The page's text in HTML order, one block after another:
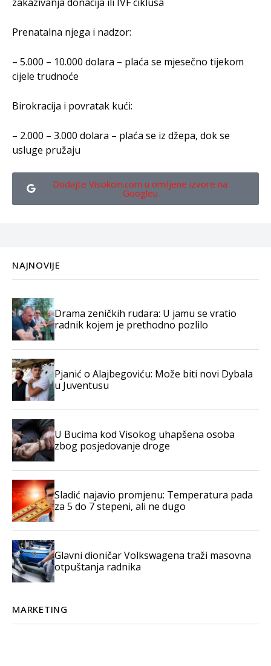
Prenatalna njega i nadzor:
– 5.000 – 10.000 dolara – plaća se mjesečno tijekom
cijele trudnoće
Birokracija i povratak kući:
– 2.000 – 3.000 dolara – plaća se iz džepa, dok se
usluge pružaju
Dodajte Visokoin.com u omiljene izvore na
Googleu
NAJNOVIJE
Drama zeničkih rudara: U jamu se vratio
radnik kojem je prethodno pozlilo
Pjanić o Alajbegoviću: Može biti novi Dybala
u Juventusu
U Bucima kod Visokog uhapšena osoba
zbog posjedovanje droge
Sladić najavio promjenu: Temperatura pada
za 5 do 7 stepeni, ali ne dugo
Glavni dioničar Volkswagena traži masovna
otpuštanja radnika
MARKETING